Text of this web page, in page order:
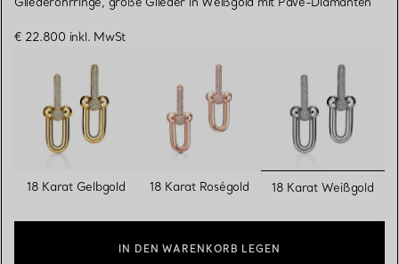
€ 22.800 inkl. MwSt
18 Karat Gelbgold 18 Karat Roségold 18 Karat Weißgold
IN DEN WARENKORB LEGEN